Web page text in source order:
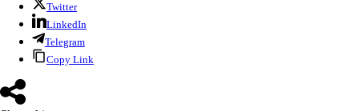
Twitter
LinkedIn
Telegram
Copy Link